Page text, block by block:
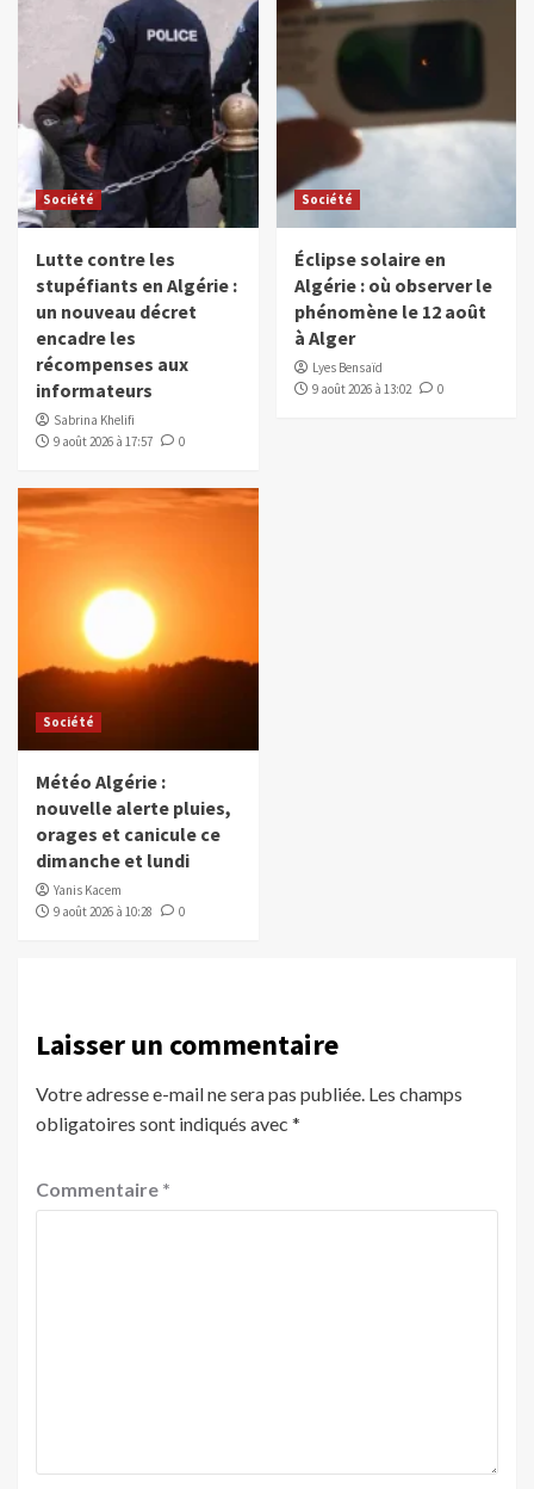
Société
Lutte contre les
stupéfiants en Algérie :
un nouveau décret
encadre les
récompenses aux
informateurs
Sabrina Khelifi
9 août 2026 à 17:57
0
Société
Éclipse solaire en
Algérie : où observer le
phénomène le 12 août
à Alger
Lyes Bensaïd
9 août 2026 à 13:02
0
Société
Météo Algérie :
nouvelle alerte pluies,
orages et canicule ce
dimanche et lundi
Yanis Kacem
9 août 2026 à 10:28
0
Laisser un commentaire
Votre adresse e-mail ne sera pas publiée. Les champs
obligatoires sont indiqués avec *
Commentaire *